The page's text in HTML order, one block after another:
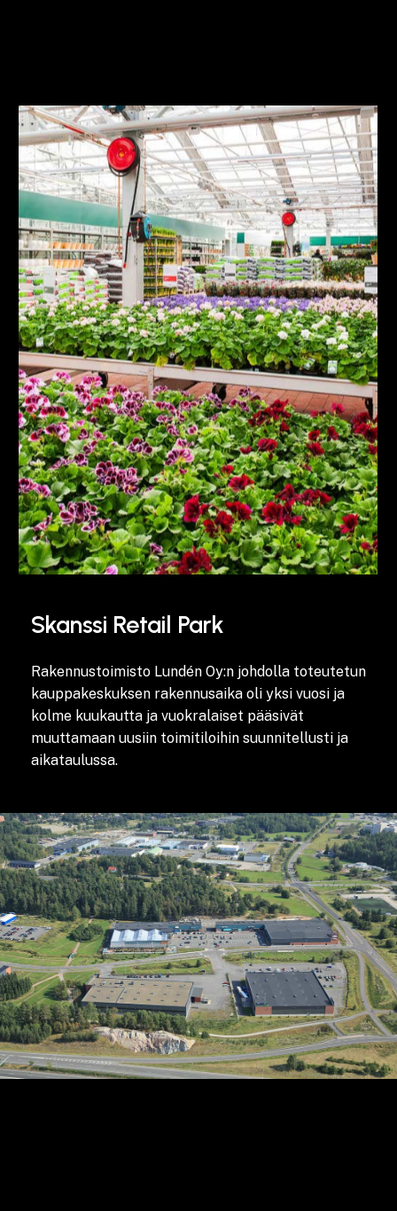
Skanssi Retail Park
Rakennustoimisto Lundén Oy:n johdolla toteutetun
kauppakeskuksen rakennusaika oli yksi vuosi ja
kolme kuukautta ja vuokralaiset pääsivät
muuttamaan uusiin toimitiloihin suunnitellusti ja
aikataulussa.